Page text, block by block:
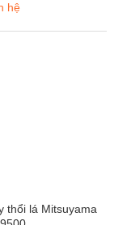
hệ
thổi lá Mitsuyama